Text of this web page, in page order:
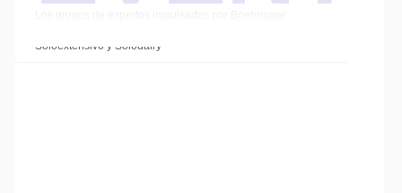
Soloextensivo y Solodairy